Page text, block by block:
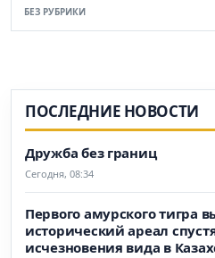
БЕЗ РУБРИКИ
ПОСЛЕДНИЕ НОВОСТИ
Дружба без границ
Сегодня, 08:34
Первого амурского тигра
исторический ареал
исчезновения вида в